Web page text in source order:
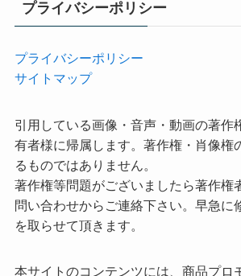
プライバシーポリシー
プライバシーポリシー
サイトマップ
引用している画像・音声・動画の著作
有者様に帰属します。著作権・肖像権
るものではありません。
著作権等問題がございましたら著作権
問い合わせからご連絡下さい。早急に
を取らせて頂きます。
本サイトのコンテンツには、商品プロ